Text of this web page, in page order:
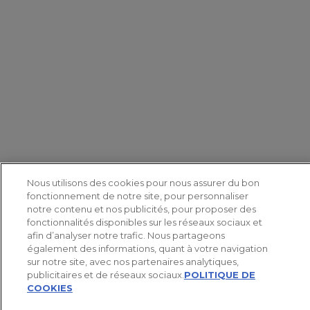
Nous utilisons des cookies pour nous assurer du bon
fonctionnement de notre site, pour personnaliser
notre contenu et nos publicités, pour proposer des
fonctionnalités disponibles sur les réseaux sociaux et
afin d’analyser notre trafic. Nous partageons
également des informations, quant à votre navigation
sur notre site, avec nos partenaires analytiques,
publicitaires et de réseaux sociaux. POLITIQUE DE
COOKIES